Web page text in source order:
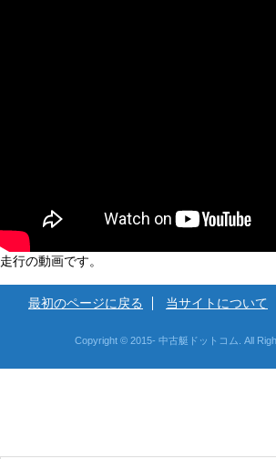
走行の動画です。
最初のページに戻る 当サイトについて
Copyright © 2015- 中古艇ドットコム. All